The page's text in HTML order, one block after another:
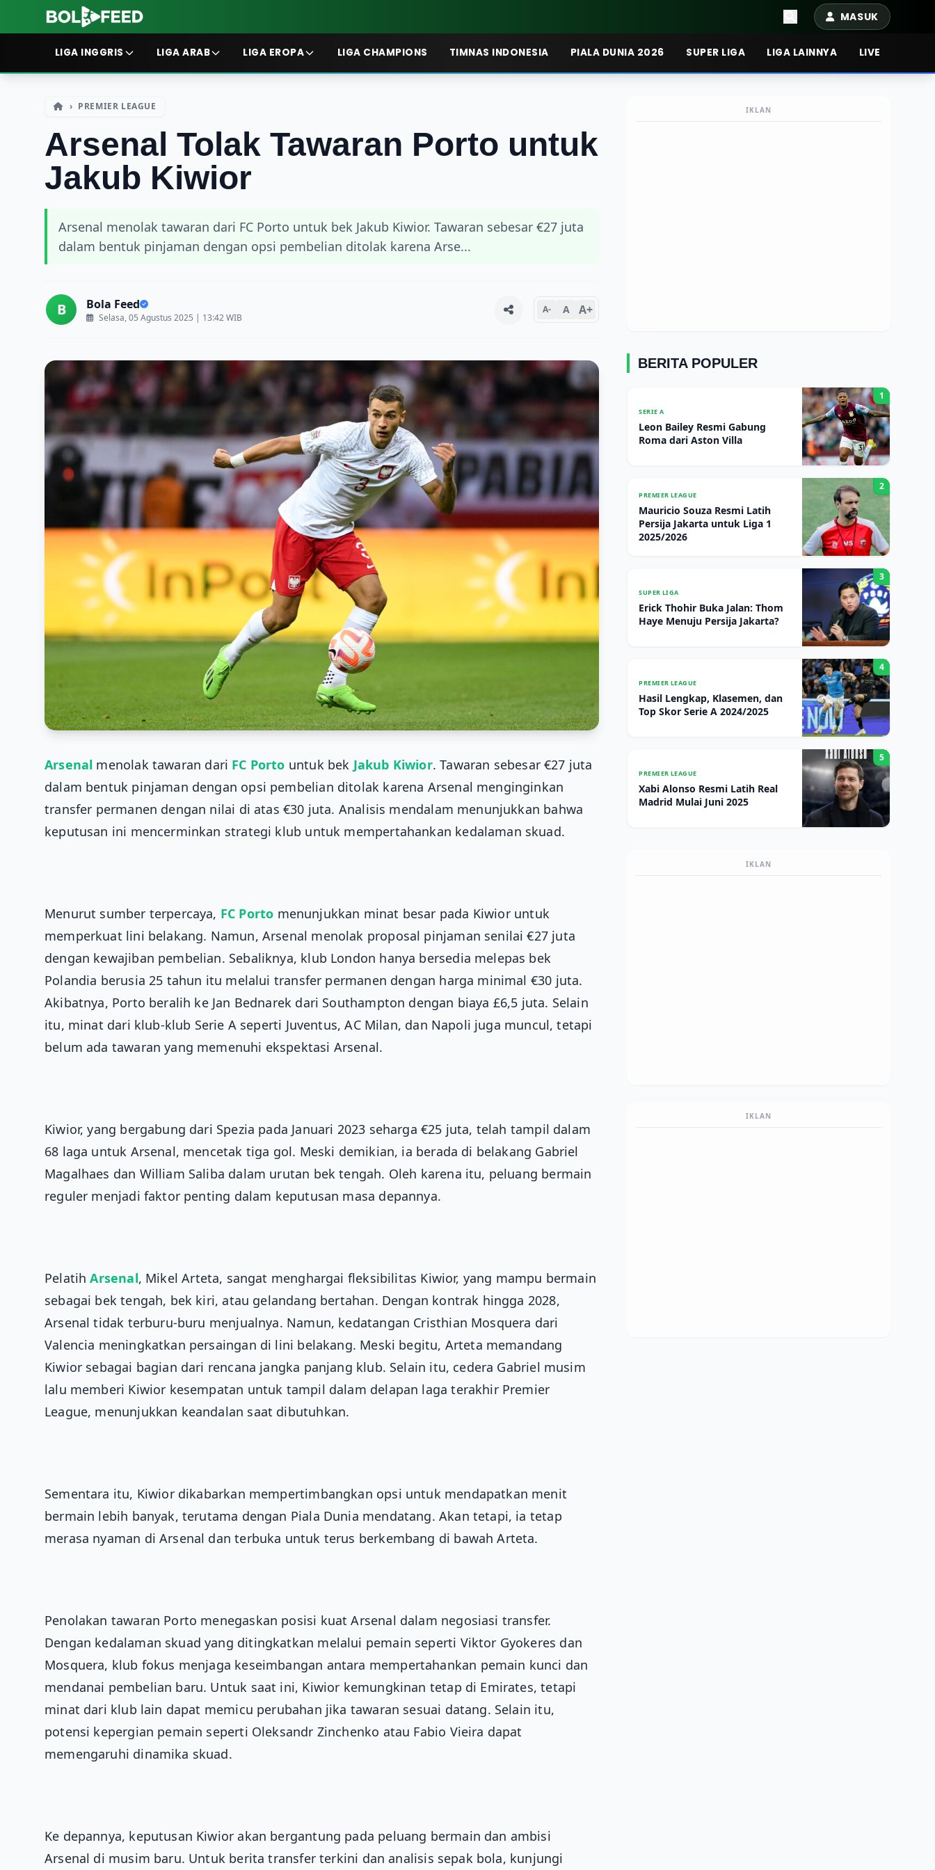
MASUK
LIGA INGGRIS LIGA ARAB LIGA EROPA LIGA CHAMPIONS TIMNAS INDONESIA PIALA DUNIA 2026 SUPER LIGA LIGA LAINNYA LIVE
› PREMIER LEAGUE
Arsenal Tolak Tawaran Porto untuk
Jakub Kiwior
Arsenal menolak tawaran dari FC Porto untuk bek Jakub Kiwior. Tawaran sebesar €27 juta
dalam bentuk pinjaman dengan opsi pembelian ditolak karena Arse...
B Bola Feed
Selasa, 05 Agustus 2025 | 13:42 WIB
A- A A+
Arsenal menolak tawaran dari FC Porto untuk bek Jakub Kiwior. Tawaran sebesar €27 juta
dalam bentuk pinjaman dengan opsi pembelian ditolak karena Arsenal menginginkan
transfer permanen dengan nilai di atas €30 juta. Analisis mendalam menunjukkan bahwa
keputusan ini mencerminkan strategi klub untuk mempertahankan kedalaman skuad.
Menurut sumber terpercaya, FC Porto menunjukkan minat besar pada Kiwior untuk
memperkuat lini belakang. Namun, Arsenal menolak proposal pinjaman senilai €27 juta
dengan kewajiban pembelian. Sebaliknya, klub London hanya bersedia melepas bek
Polandia berusia 25 tahun itu melalui transfer permanen dengan harga minimal €30 juta.
Akibatnya, Porto beralih ke Jan Bednarek dari Southampton dengan biaya £6,5 juta. Selain
itu, minat dari klub-klub Serie A seperti Juventus, AC Milan, dan Napoli juga muncul, tetapi
belum ada tawaran yang memenuhi ekspektasi Arsenal.
Kiwior, yang bergabung dari Spezia pada Januari 2023 seharga €25 juta, telah tampil dalam
68 laga untuk Arsenal, mencetak tiga gol. Meski demikian, ia berada di belakang Gabriel
Magalhaes dan William Saliba dalam urutan bek tengah. Oleh karena itu, peluang bermain
reguler menjadi faktor penting dalam keputusan masa depannya.
PelatihArsenal, Mikel Arteta, sangat menghargai fleksibilitas Kiwior, yang mampu bermain
sebagai bek tengah, bek kiri, atau gelandang bertahan. Dengan kontrak hingga 2028,
Arsenal tidak terburu-buru menjualnya. Namun, kedatangan Cristhian Mosquera dari
Valencia meningkatkan persaingan di lini belakang. Meski begitu, Arteta memandang
Kiwior sebagai bagian dari rencana jangka panjang klub. Selain itu, cedera Gabriel musim
lalu memberi Kiwior kesempatan untuk tampil dalam delapan laga terakhir Premier
League, menunjukkan keandalan saat dibutuhkan.
Sementara itu, Kiwior dikabarkan mempertimbangkan opsi untuk mendapatkan menit
bermain lebih banyak, terutama dengan Piala Dunia mendatang. Akan tetapi, ia tetap
merasa nyaman di Arsenal dan terbuka untuk terus berkembang di bawah Arteta.
Penolakan tawaran Porto menegaskan posisi kuat Arsenal dalam negosiasi transfer.
Dengan kedalaman skuad yang ditingkatkan melalui pemain seperti Viktor Gyokeres dan
Mosquera, klub fokus menjaga keseimbangan antara mempertahankan pemain kunci dan
mendanai pembelian baru. Untuk saat ini, Kiwior kemungkinan tetap di Emirates, tetapi
minat dari klub lain dapat memicu perubahan jika tawaran sesuai datang. Selain itu,
potensi kepergian pemain seperti Oleksandr Zinchenko atau Fabio Vieira dapat
memengaruhi dinamika skuad.
Ke depannya, keputusan Kiwior akan bergantung pada peluang bermain dan ambisi
Arsenal di musim baru. Untuk berita transfer terkini dan analisis sepak bola, kunjungi
IKLAN
BERITA POPULER
SERIE A
Leon Bailey Resmi Gabung
Roma dari Aston Villa
1
PREMIER LEAGUE
Mauricio Souza Resmi Latih
Persija Jakarta untuk Liga 1
2025/2026
2
SUPER LIGA
Erick Thohir Buka Jalan: Thom
Haye Menuju Persija Jakarta?
3
PREMIER LEAGUE
Hasil Lengkap, Klasemen, dan
Top Skor Serie A 2024/2025
4
PREMIER LEAGUE
Xabi Alonso Resmi Latih Real
Madrid Mulai Juni 2025
5
IKLAN
IKLAN